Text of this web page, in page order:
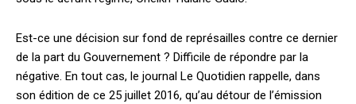
Est-ce une décision sur fond de représailles contre ce dernier
de la part du Gouvernement ? Difficile de répondre par la
négative. En tout cas, le journal Le Quotidien rappelle, dans
son édition de ce 25 juillet 2016, qu’au détour de l’émission